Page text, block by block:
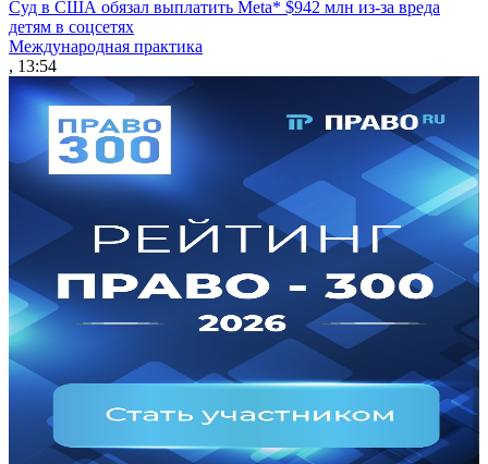
Суд в США обязал выплатить Meta* $942 млн из-за вреда
детям в соцсетях
Международная практика
, 13:54